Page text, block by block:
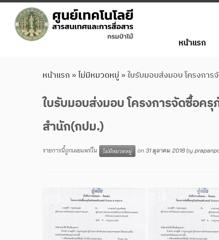
หน้าแรก
หน้าแรก »ไม่มีหมวดหมู่ »ใบรับมอบส่งมอบ โครงกา
ใบรับมอบส่งมอบ โครงการจัดซื้อค
สำนัก(กปม.)
รายการนี้ถูกเผยแพร่ใน ไม่มีหมวดหมู่ on 31 ตุลาคม 2018 by